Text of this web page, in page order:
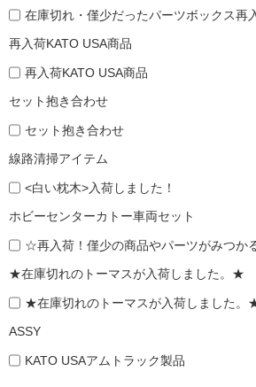
在庫切れ・僅少だったパーツボックス再
再入荷KATO USA商品
再入荷KATO USA商品
セット抱き合わせ
セット抱き合わせ
線路清掃アイテム
<白い枕木>入荷しました！
ホビーセンターカトー車両セット
☆再入荷！僅少の商品やパーツがみつか
★在庫切れのトーマスが入荷しました。★
★在庫切れのトーマスが入荷しました。
ASSY
KATO USAアムトラック製品